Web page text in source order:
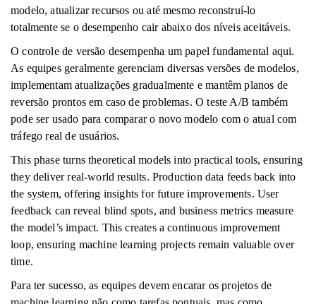
modelo, atualizar recursos ou até mesmo reconstruí-lo
totalmente se o desempenho cair abaixo dos níveis aceitáveis.
O controle de versão desempenha um papel fundamental aqui.
As equipes geralmente gerenciam diversas versões de modelos,
implementam atualizações gradualmente e mantêm planos de
reversão prontos em caso de problemas. O teste A/B também
pode ser usado para comparar o novo modelo com o atual com
tráfego real de usuários.
This phase turns theoretical models into practical tools, ensuring
they deliver real-world results. Production data feeds back into
the system, offering insights for future improvements. User
feedback can reveal blind spots, and business metrics measure
the model’s impact. This creates a continuous improvement
loop, ensuring machine learning projects remain valuable over
time.
Para ter sucesso, as equipes devem encarar os projetos de